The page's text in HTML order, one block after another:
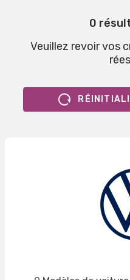
0
Veuillez revoir vos